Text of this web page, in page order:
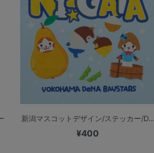
新潟マスコットデザイン/ステッカー/D...
¥400